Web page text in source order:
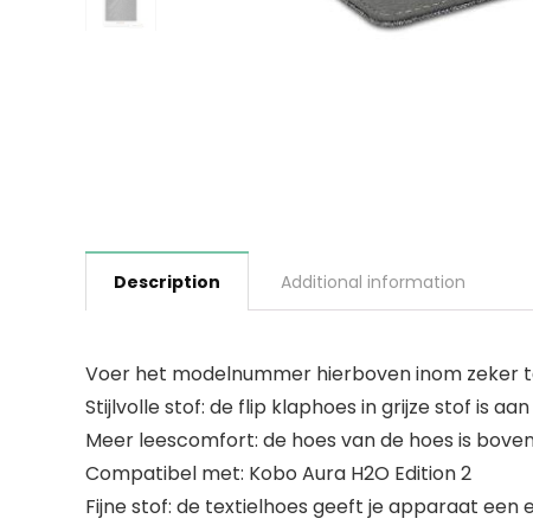
Description Additional information
Voer het modelnummer hierboven inom zeker
Stijlvolle stof: de flip klaphoes in grijze stof is
Meer leescomfort: de hoes van de hoes is
Compatibel met: Kobo Aura H2O Edition 2
Fijne stof: de textielhoes geeft je apparaat